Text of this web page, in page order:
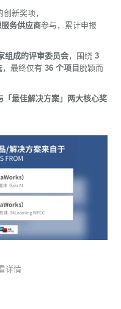
新奖项，
务供应商参与，累计申报
组成的评审委员会，围绕3
，最终仅有36 个项目 脱颖而
「最佳解决方案」两大核心奖
详情